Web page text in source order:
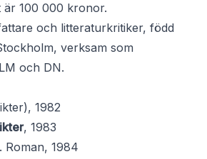
är 100 000 kronor.
och litteraturkritiker, född
verksam som
och DN.
1982
, 1983
. Roman, 1984